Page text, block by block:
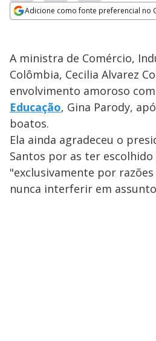
Adicione como fonte preferencial no
A ministra de Comércio,
Colômbia, Cecilia Alvarez
envolvimento amoroso
Educação, Gina Parody,
boatos.
Ela ainda agradeceu o
Santos por as ter
"exclusivamente por
nunca interferir em